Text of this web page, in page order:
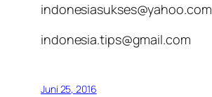
indonesiasukses@yahoo.com
indonesia.tips@gmail.com
Juni 25, 2016